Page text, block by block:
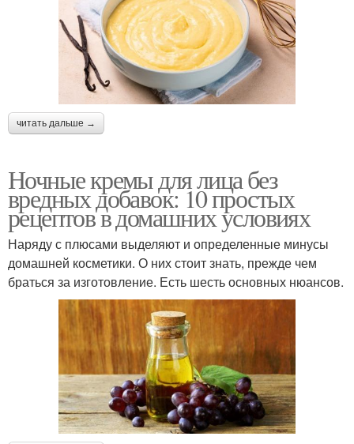
читать дальше →
Ночные кремы для лица без
вредных добавок: 10 простых
рецептов в домашних условиях
Наряду с плюсами выделяют и определенные минусы
домашней косметики. О них стоит знать, прежде чем
браться за изготовление. Есть шесть основных нюансов.